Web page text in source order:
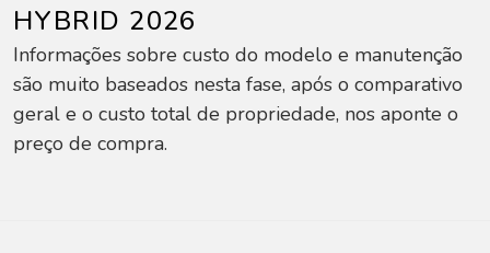
HYBRID 2026
Informações sobre custo do modelo e manutenção
são muito baseados nesta fase, após o comparativo
geral e o custo total de propriedade, nos aponte o
preço de compra.